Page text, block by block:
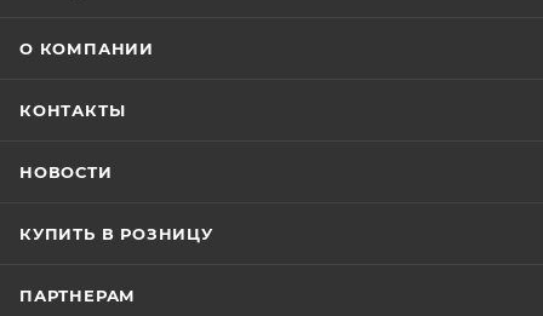
О КОМПАНИИ
КОНТАКТЫ
НОВОСТИ
КУПИТЬ В РОЗНИЦУ
ПАРТНЕРАМ